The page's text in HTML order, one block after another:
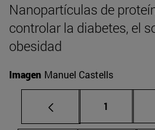
Nanopartículas de
controlar la diabetes, el
obesidad
Imagen Manuel Castells
Página
1